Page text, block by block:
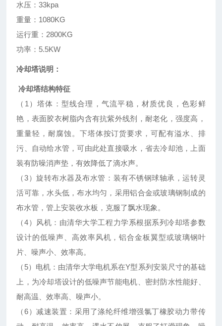
水压：33kpa
重量：1080KG
运行重：2800KG
功率：5.5KW
冷却塔说明：
冷却塔结构特征
（1）塔体：型线合理，气流平稳，材质优良，色彩鲜
艳，表面胶衣树脂内含有抗紫外线剂，耐老化，强度高，
重量轻，耐腐蚀。下塔体按订货要求，可配有溢水、排
污、自动给水管，可由此处直接吸水，省去冷却池，上面
装有防噪消声垫，有效降低了滴水声。
（3）旋转布水器及布水管：装有不锈钢球轴承，运转灵
活可靠，水头低，布水均匀，采用铝合金或玻璃钢制成的
布水管，管上安装收水板，克服了飘水现象。
（4）风机：由清华大学工程力学系根据系列冷却塔参数
设计的低噪声、高效率风机，铝合金板翼型或玻璃钢叶
片、噪声小、效率高。
（5）电机：由清华大学电机系在Y型系列安装尺寸的基础
上，为冷却塔设计的低噪声节能电机、密封防水性能好、
耐高温、效率高、噪声小。
（6）减速装置：采用了涤纶纤维增强氯丁橡胶动力带传